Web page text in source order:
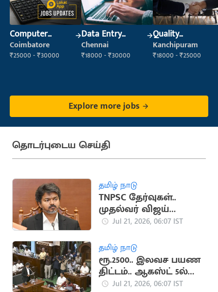
Computer
Operator
Coimbatore
₹25000 - ₹30000
Data Entry
Operator
Chennai
₹18000 - ₹30000
Quality
Inspector
Kanchipuram
₹18000 - ₹25000
Explore more jobs
தொடர்புடைய செய்தி
தமிழ் நாடு
TNPSC தேர்வுகள்..
முதல்வர் விஜய்
ஆலோசனை
Jul 21, 2026, 06:07 IST
தமிழ் நாடு
ரூ.2500.. இலவச பயண
திட்டம்.. ஆகஸ்ட் 5ல்
வெளியாக வாய்ப்பு
Jul 21, 2026, 06:07 IST